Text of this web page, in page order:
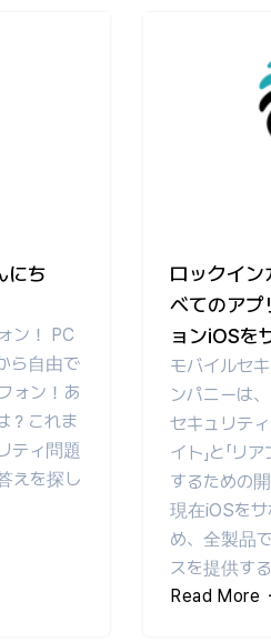
にち
ン！ PC
ら自由で
ォン！あ
？これま
ティ問題
えを探し
ロックイ
べてのアプ
ョンiOSを
モバイルセ
ンパニーは
セキュリテ
イト」と「リ
するための
現在iOSを
め、全製品
スを提供す
Read More